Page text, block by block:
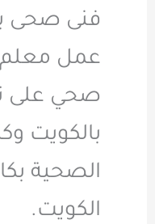
فنى صحى
عمل
صحي على
بالكويت
الصحية
الكويت.